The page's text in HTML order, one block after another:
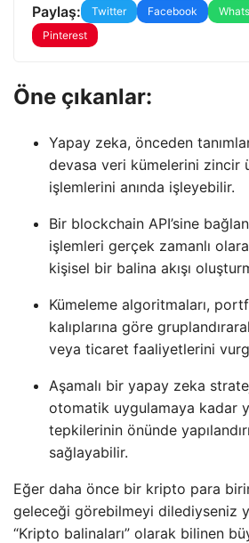
Paylaş: Twitter Facebook
Pinterest
Öne çıkanlar:
Yapay zeka, önceden
devasa veri kümelerini zincir
işlemlerini anında işleyebilir.
Bir blockchain API’sine
işlemleri gerçek zamanlı
kişisel bir balina akışı
Kümeleme algoritmaları,
kalıplarına göre
veya ticaret faaliyetlerini
Aşamalı bir yapay zeka
otomatik uygulamaya kadar
tepkilerinin önünde
sağlayabilir.
Eğer daha önce bir kripto para
geleceği görebilmeyi dilediyseniz
“Kripto balinaları” olarak bilinen